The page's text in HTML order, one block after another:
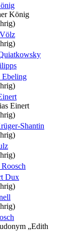
König
Ebeling
Einert
Shantin
Dux
„Edith